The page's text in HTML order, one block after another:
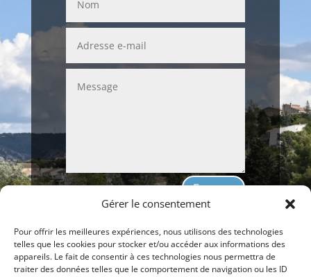
Gérer le consentement
Pour offrir les meilleures expériences, nous utilisons des technologies
telles que les cookies pour stocker et/ou accéder aux informations des
appareils. Le fait de consentir à ces technologies nous permettra de
traiter des données telles que le comportement de navigation ou les ID
Envoyer
Nous appeler 06 16 31 11 00